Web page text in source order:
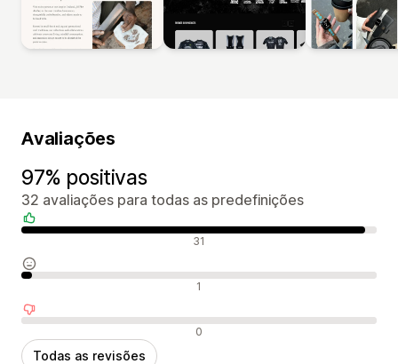
Avaliações
97% positivas
32 avaliações para todas as predefinições
Avaliações positivas 31
Avaliações neutras 1
Avaliações negativas 0
Todas as revisões